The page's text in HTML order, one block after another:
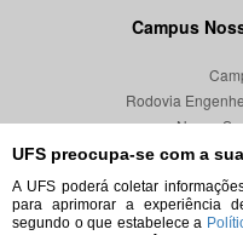
UFS preocupa-se com a
A UFS poderá coletar
para aprimorar a experiência
segundo o que estabelece a
Campus
Rodovia
Nossa